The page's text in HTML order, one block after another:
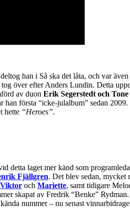
han i Så ska det låta, och var
över efter Anders Lundin. Detta
av duon Erik Segerstedt och
han första “icke-julalbum” sedan
hette “Heroes”.
laget mer känd som
Fjällgren. Det blev sedan, mycket
och Mariette, samt tidigare
skapat av Fredrik “Benke”
nummer – nu senast